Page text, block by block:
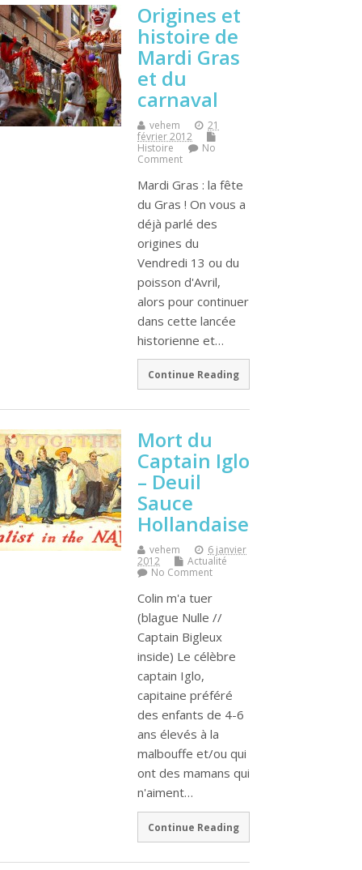
Origines et
histoire de
Mardi Gras
et du
carnaval
vehem
21
février 2012
Histoire
No
Comment
Mardi Gras : la fête
du Gras ! On vous a
déjà parlé des
origines du
Vendredi 13 ou du
poisson d'Avril,
alors pour continuer
dans cette lancée
historienne et…
Continue Reading
Mort du
Captain Iglo
– Deuil
Sauce
Hollandaise
vehem
6 janvier
2012
Actualité
No Comment
Colin m'a tuer
(blague Nulle //
Captain Bigleux
inside) Le célèbre
captain Iglo,
capitaine préféré
des enfants de 4-6
ans élevés à la
malbouffe et/ou qui
ont des mamans qui
n'aiment…
Continue Reading